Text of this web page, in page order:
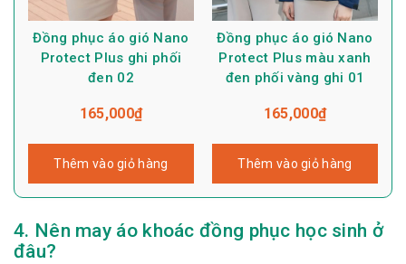
Đồng phục áo gió Nano
Protect Plus ghi phối
đen 02
165,000₫
Thêm vào giỏ hàng
Đồng phục áo gió Nano
Protect Plus màu xanh
đen phối vàng ghi 01
165,000₫
Thêm vào giỏ hàng
4. Nên may áo khoác đồng phục học sinh ở
đâu?